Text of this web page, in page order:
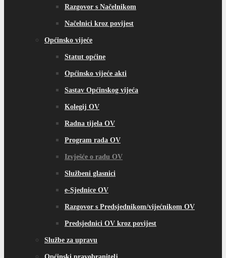
Razgovor s Načelnikom
Načelnici kroz povijest
Općinsko vijeće
Statut općine
Općinsko vijeće akti
Sastav Općinskog vijeća
Kolegij OV
Radna tijela OV
Program rada OV
Izvješće o radu OV
Službeni glasnici
e-Sjednice OV
Razgovor s Predsjednikom/vijećnikom OV
Predsjednici OV kroz povijest
Službe za upravu